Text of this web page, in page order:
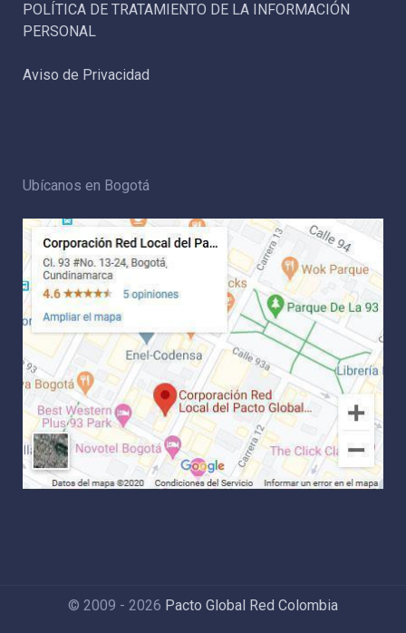
POLÍTICA DE TRATAMIENTO DE LA INFORMACIÓN
PERSONAL
Aviso de Privacidad
Ubícanos en Bogotá
© 2009 - 2026 Pacto Global Red Colombia